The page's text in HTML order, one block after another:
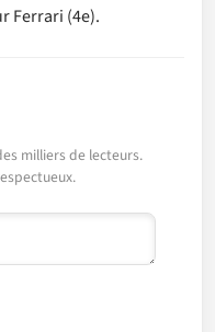
Ferrari (4e).
milliers de lecteurs.